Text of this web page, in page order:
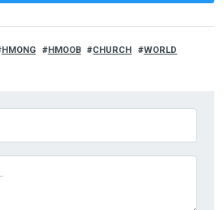
HMONG HMOOB CHURCH WORLD